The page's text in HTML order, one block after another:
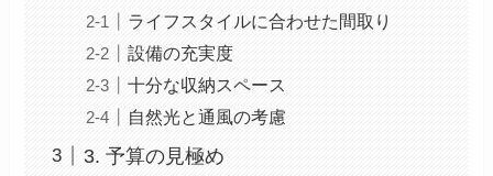
ライフスタイルに合わせた間取り
設備の充実度
十分な収納スペース
自然光と通風の考慮
3. 予算の見極め